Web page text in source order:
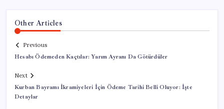
Other Articles
Previous
Hesabı Ödemeden Kaçtılar: Yarım Ayranı Da Götürdüler
Next
Kurban Bayramı İkramiyeleri İçin Ödeme Tarihi Belli Oluyor: İşte
Detaylar